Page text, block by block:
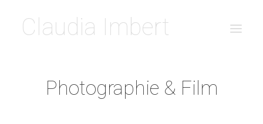
Claudia Imbert
PARCOURSPhotographie & Film